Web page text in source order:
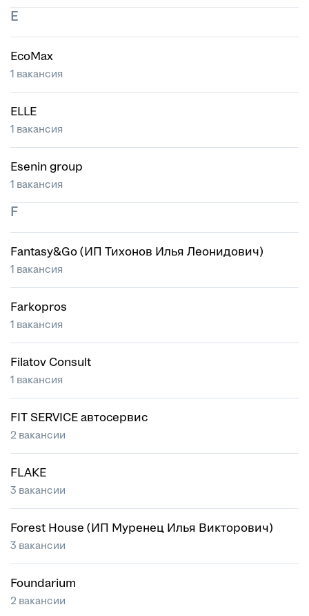
E
EcoMax
1 вакансия
ELLE
1 вакансия
Esenin group
1 вакансия
F
Fantasy&Go (ИП Тихонов Илья Леонидович)
1 вакансия
Farkopros
1 вакансия
Filatov Consult
1 вакансия
FIT SERVICE автосервис
2 вакансии
FLAKE
3 вакансии
Forest House (ИП Муренец Илья Викторович)
3 вакансии
Foundarium
2 вакансии